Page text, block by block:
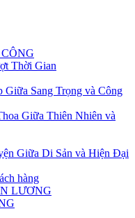
Thời Gian
Sang Trọng và Công
Giữa Thiên Nhiên và
Giữa Di Sản và Hiện Đại
hàng
LƯƠNG